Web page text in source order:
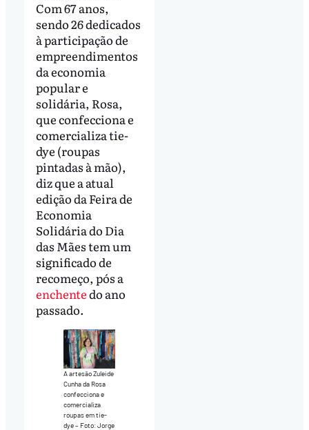
Com 67 anos,
sendo 26 dedicados
à participação de
empreendimentos
da economia
popular e
solidária, Rosa,
que confecciona e
comercializa tie-
dye (roupas
pintadas à mão),
diz que a atual
edição da Feira de
Economia
Solidária do Dia
das Mães tem um
significado de
recomeço, pós a
enchentedo ano
passado.
A artesão Zuleide
Cunha da Rosa
confecciona e
comercializa
roupas em tie-
dye – Foto: Jorge